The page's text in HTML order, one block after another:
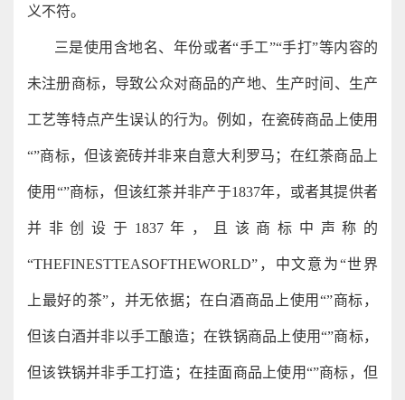
义不符。
三是使用含地名、年份或者“手工”“手打”等内容的
未注册商标，导致公众对商品的产地、生产时间、生产
工艺等特点产生误认的行为。例如，在瓷砖商品上使用
“”商标，但该瓷砖并非来自意大利罗马；在红茶商品上
使用“”商标，但该红茶并非产于1837年，或者其提供者
并非创设于1837年，且该商标中声称的
“THEFINESTTEASOFTHEWORLD”，中文意为“世界
上最好的茶”，并无依据；在白酒商品上使用“”商标，
但该白酒并非以手工酿造；在铁锅商品上使用“”商标，
但该铁锅并非手工打造；在挂面商品上使用“”商标，但